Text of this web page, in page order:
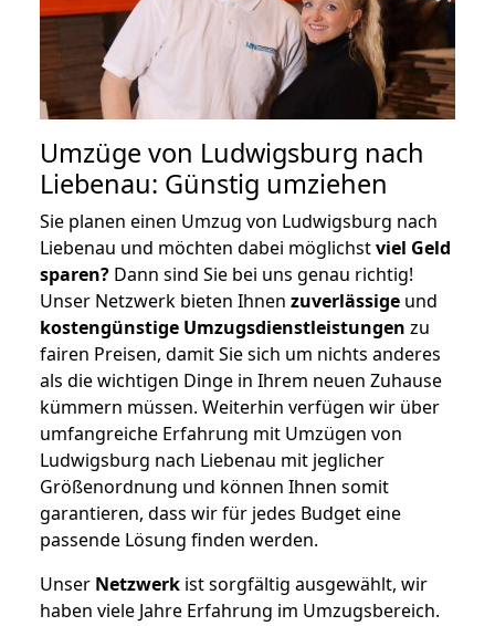
Umzüge von Ludwigsburg nach
Liebenau: Günstig umziehen
Sie planen einen Umzug von Ludwigsburg nach
Liebenau und möchten dabei möglichstviel Geld
sparen? Dann sind Sie bei uns genau richtig!
Unser Netzwerk bieten Ihnen zuverlässige und
kostengünstige Umzugsdienstleistungen zu
fairen Preisen, damit Sie sich um nichts anderes
als die wichtigen Dinge in Ihrem neuen Zuhause
kümmern müssen. Weiterhin verfügen wir über
umfangreiche Erfahrung mit Umzügen von
Ludwigsburg nach Liebenau mit jeglicher
Größenordnung und können Ihnen somit
garantieren, dass wir für jedes Budget eine
passende Lösung finden werden.
Unser Netzwerk ist sorgfältig ausgewählt, wir
haben viele Jahre Erfahrung im Umzugsbereich.